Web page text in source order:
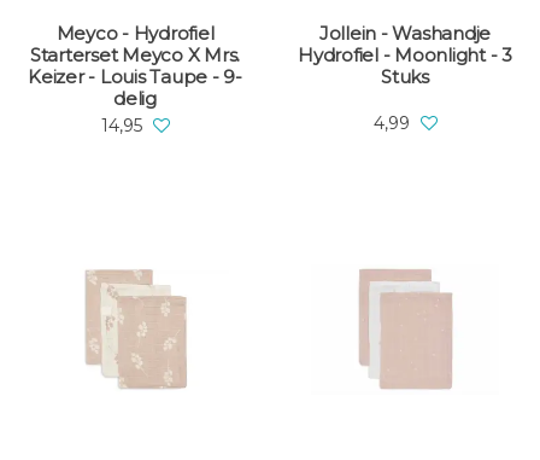
Meyco - Hydrofiel
Starterset Meyco X Mrs.
Keizer - Louis Taupe - 9-
delig
14,95
Jollein - Washandje
Hydrofiel - Moonlight - 3
Stuks
4,99